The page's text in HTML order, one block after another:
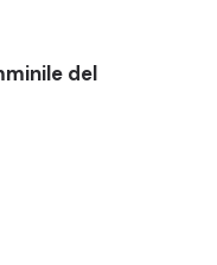
del